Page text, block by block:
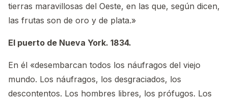
tierras maravillosas del Oeste, en las que, según dicen,
las frutas son de oro y de plata.»
El puerto de Nueva York. 1834.
En él «desembarcan todos los náufragos del viejo
mundo. Los náufragos, los desgraciados, los
descontentos. Los hombres libres, los prófugos. Los